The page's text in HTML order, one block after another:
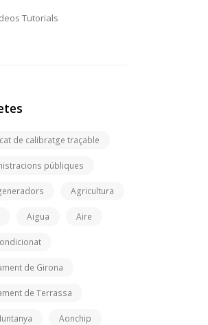
Tutorials
de calibratge traçable
públiques
Agricultura
Aigua Aire
de Girona
de Terrassa
Aonchip